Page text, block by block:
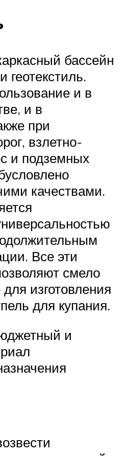
бассейн
и в
и в
при
взлетно-
и подземных
качествами.
Все эти
смело
изготовления
для купания.
и